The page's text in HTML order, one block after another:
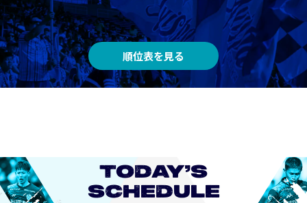
順位表を見る
TODAY’S
SCHEDULE